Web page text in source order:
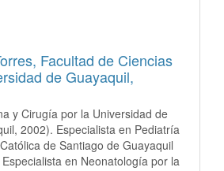
Facultad de Ciencias
de Guayaquil,
y Cirugía por la Universidad de
2002). Especialista en Pediatría
de Santiago de Guayaquil
en Neonatología por la